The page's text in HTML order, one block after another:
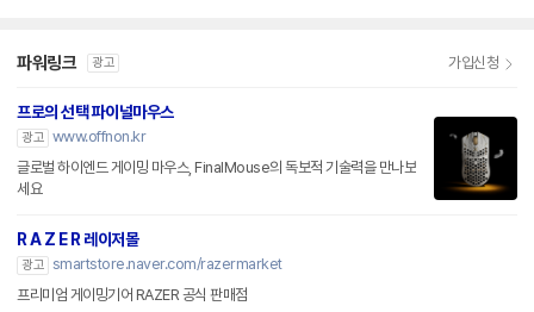
파워링크 광고 가입신청
프로의 선택 파이널마우스
광고 www.offnon.kr
글로벌 하이엔드 게이밍 마우스, FinalMouse의 독보적 기술력을 만나보
세요
R A Z E R 레이저몰
광고 smartstore.naver.com/razermarket
프리미엄 게이밍기어 RAZER 공식 판매점